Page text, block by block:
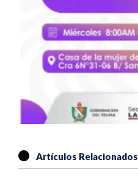
Artículos Relacionados